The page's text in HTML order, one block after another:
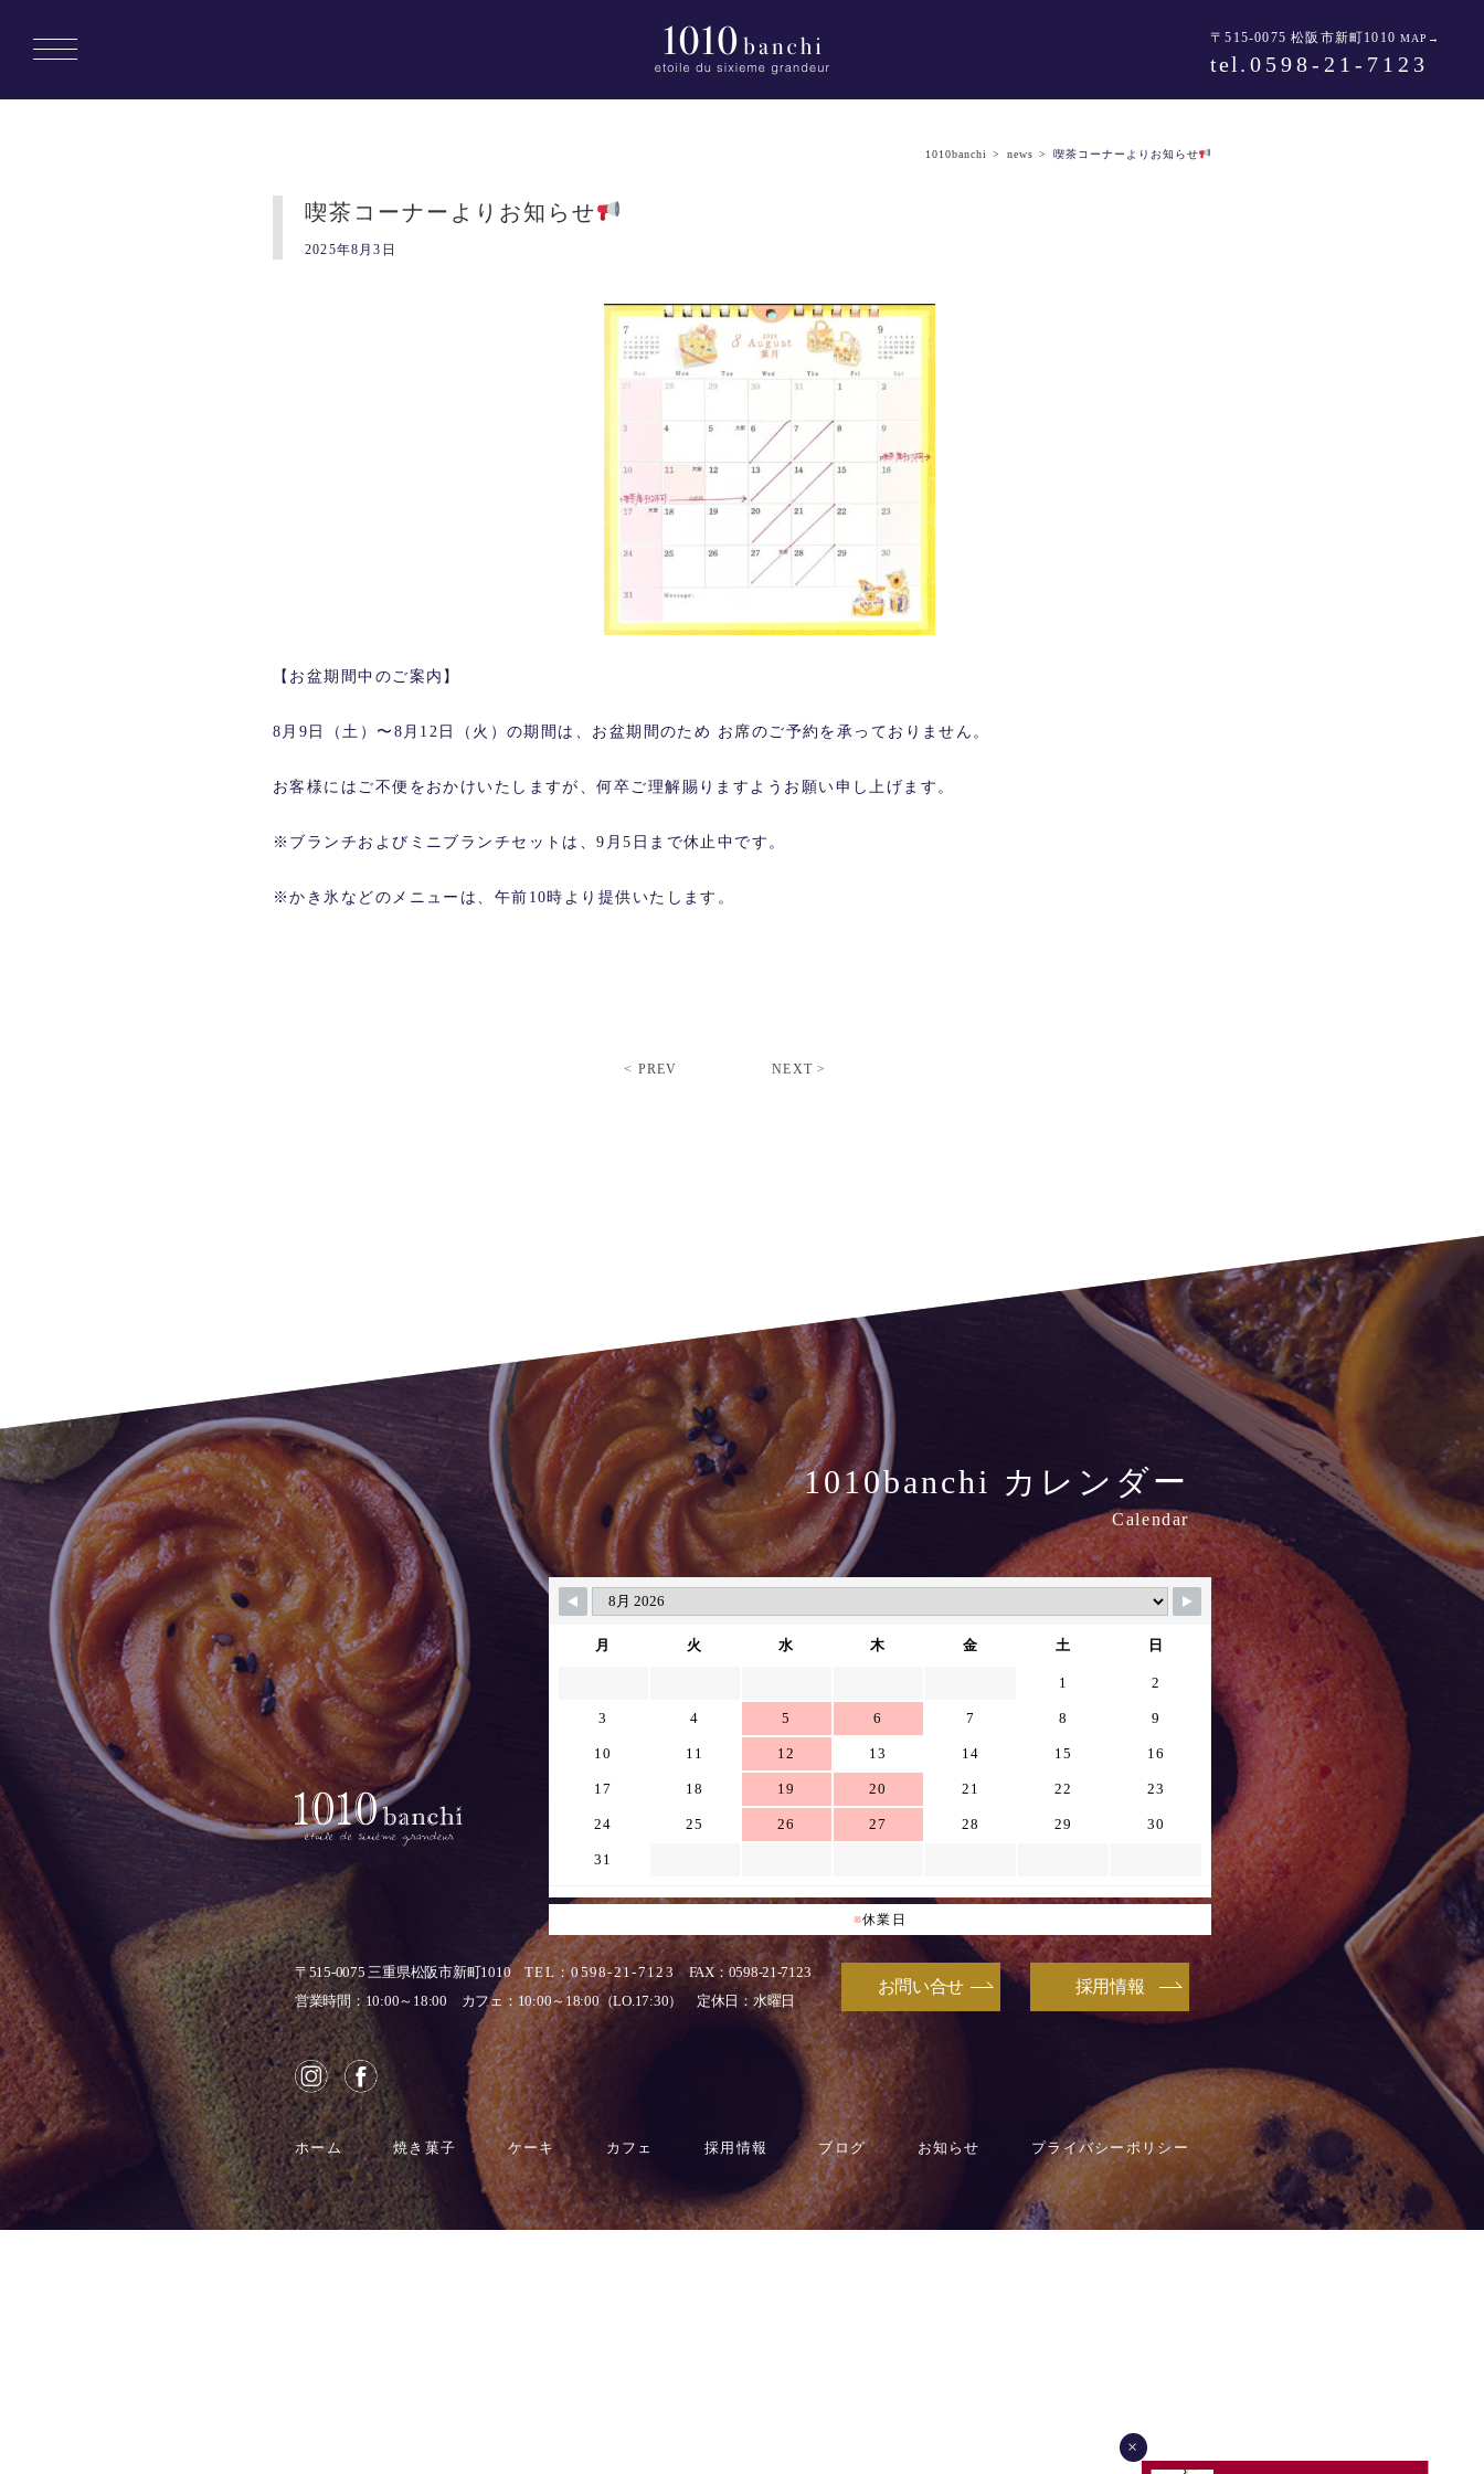
〒515-0075 松阪市新町1010MAP→
tel .0598-21-7123
×
1010banchi > news > 喫茶コーナーよりお知らせ
喫茶コーナーよりお知らせ
2025年8月3日
【お盆期間中のご案内】
8月9日（土）〜8月12日（火）の期間は、お盆期間のため お席のご予約を承っておりません。
お客様にはご不便をおかけいたしますが、何卒ご理解賜りますようお願い申し上げます。
※ブランチおよびミニブランチセットは、9月5日まで休止中です。
※かき氷などのメニューは、午前10時より提供いたします。
< PREV NEXT >
1010banchi カレンダー
Calendar
月 火 水 木 金 土 日
1 2
3 4 5 6 7 8 9
10 11 12 13 14 15 16
17 18 19 20 21 22 23
24 25 26 27 28 29 30
31
■休業日
〒515-0075三重県松阪市新町1010TEL：0598-21-7123
FAX：0598-21-7123
営業時間：10:00～18:00
カフェ：10:00～18:00（LO.17:30） 定休日：水曜日
お問い合せ 採用情報
ホーム 焼き菓子 ケーキ カフェ 採用情報 ブログ お知らせ プライバシーポリシー